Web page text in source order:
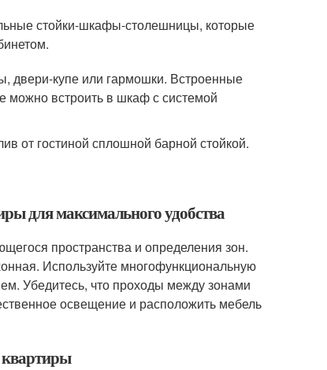
стойки-шкафы-столешницы, которые
купе или гармошки. Встроенные
можно встроить в шкаф с системой
от гостиной сплошной барной стойкой.
для максимального удобства
пространства и определения зон.
Используйте многофункциональную
Убедитесь, что проходы между зонами
освещение и расположить мебель